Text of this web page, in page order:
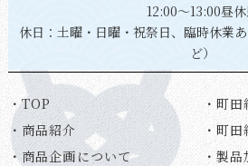
12:00～13:00昼
休日：土曜・日曜・祝祭日、臨時休業
ど）
・TOP
・町
・商品紹介
・町
・商品企画について
・製